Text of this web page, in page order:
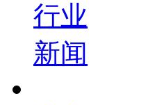
行业
新闻